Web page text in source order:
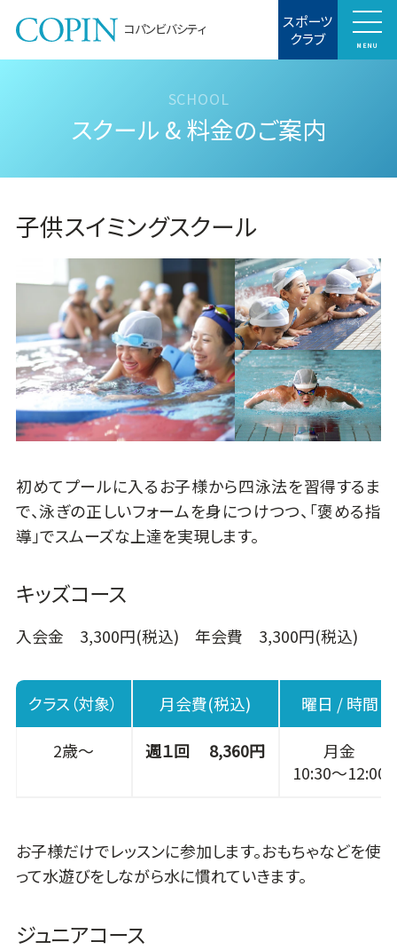
コパンビバシティ スポーツ
クラブ MENU
スクール & 料金のご案内
子供スイミングスクール
初めてプールに入るお子様から四泳法を習得するま
で、泳ぎの正しいフォームを身につけつつ、「褒める指
導」でスムーズな上達を実現します。
キッズコース
入会金 3,300円(税込) 年会費 3,300円(税込)
クラス（対象） 月会費(税込) 曜日 / 時間
2歳～ 週１回 8,360円
月金
10:30～12:00
お子様だけでレッスンに参加します。おもちゃなどを使
って水遊びをしながら水に慣れていきます。
ジュニアコース